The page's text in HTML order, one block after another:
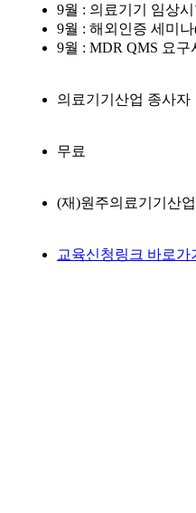
9월 : 의료기기 임상
9월 : 해외인증 세미
9월 : MDR QMS 요구
의료기기산업 종사자
무료
(재)원주의료기기산
교육신청링크 바로가